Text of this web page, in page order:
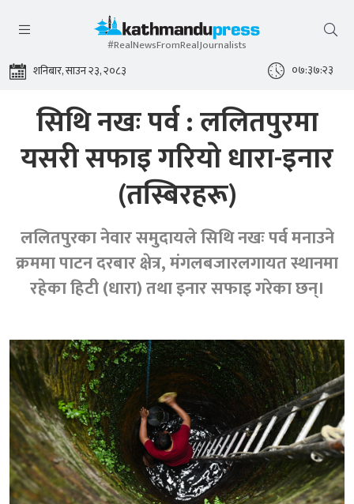
#RealNewsFromRealJournalists
शनिबार, साउन २३, २०८३ ०७:३७:२४
सिथि नखः पर्व : ललितपुरमा
यसरी सफाइ गरियाे धारा-इनार
(तस्बिरहरू)
ललितपुरका नेवार समुदायले सिथि नखः पर्व मनाउने
क्रममा पाटन दरबार क्षेत्र, मंगलबजारलगायत स्थानमा
रहेका हिटी (धारा) तथा इनार सफाइ गरेका छन्।